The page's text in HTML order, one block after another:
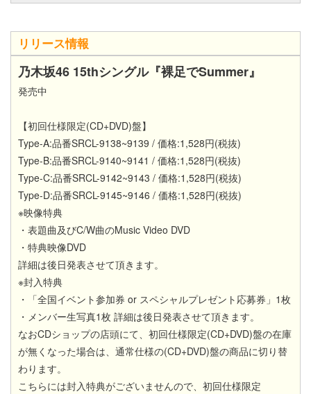
リリース情報
乃木坂46 15thシングル『裸足でSummer』
発売中
【初回仕様限定(CD+DVD)盤】
Type-A:品番SRCL-9138~9139 / 価格:1,528円(税抜)
Type-B:品番SRCL-9140~9141 / 価格:1,528円(税抜)
Type-C:品番SRCL-9142~9143 / 価格:1,528円(税抜)
Type-D:品番SRCL-9145~9146 / 価格:1,528円(税抜)
※映像特典
・表題曲及びC/W曲のMusic Video DVD
・特典映像DVD
詳細は後日発表させて頂きます。
※封入特典
・「全国イベント参加券 or スペシャルプレゼント応募券」1枚
・メンバー生写真1枚 詳細は後日発表させて頂きます。
なおCDショップの店頭にて、初回仕様限定(CD+DVD)盤の在庫
が無くなった場合は、通常仕様の(CD+DVD)盤の商品に切り替
わります。
こちらには封入特典がございませんので、初回仕様限定